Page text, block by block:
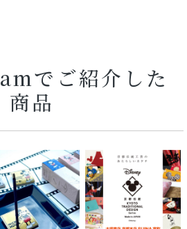
でご紹介した
商品